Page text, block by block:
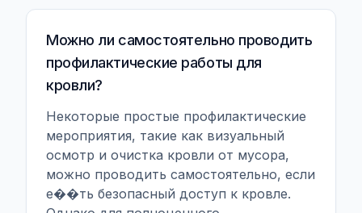
Можно ли самостоятельно проводить
профилактические работы для
кровли?
Некоторые простые профилактические
мероприятия, такие как визуальный
осмотр и очистка кровли от мусора,
можно проводить самостоятельно, если
е��ть безопасный доступ к кровле.